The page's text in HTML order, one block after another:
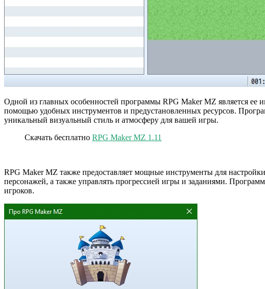
Одной из главных особенностей программы RPG Maker MZ является
помощью удобных инструментов и предустановленных ресурсов.
уникальный визуальный стиль и атмосферу для вашей игры.
Скачать бесплатно RPG Maker MZ 1.11
RPG Maker MZ также предоставляет мощные инструменты для
персонажей, а также управлять прогрессией игры и заданиями.
игроков.